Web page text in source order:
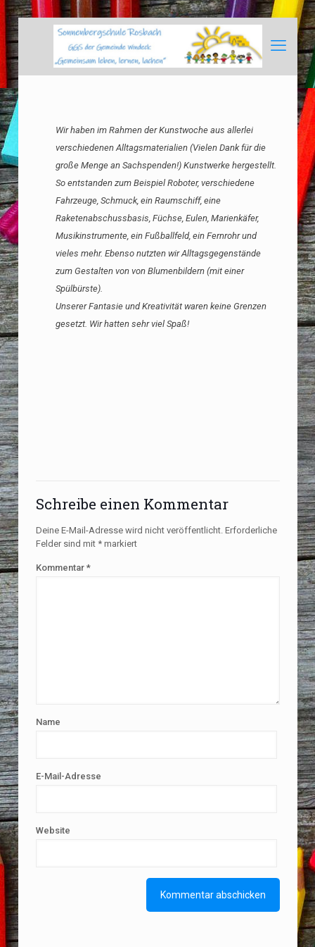
Wir haben im Rahmen der Kunstwoche aus allerlei
verschiedenen Alltagsmaterialien (Vielen Dank für die
große Menge an Sachspenden!) Kunstwerke hergestellt.
So entstanden zum Beispiel Roboter, verschiedene
Fahrzeuge, Schmuck, ein Raumschiff, eine
Raketenabschussbasis, Füchse, Eulen, Marienkäfer,
Musikinstrumente, ein Fußballfeld, ein Fernrohr und
vieles mehr. Ebenso nutzten wir Alltagsgegenstände
zum Gestalten von von Blumenbildern (mit einer
Spülbürste).
Unserer Fantasie und Kreativität waren keine Grenzen
gesetzt. Wir hatten sehr viel Spaß!
Schreibe einen Kommentar
Deine E-Mail-Adresse wird nicht veröffentlicht. Erforderliche
Felder sind mit *markiert
Kommentar *
Name
E-Mail-Adresse
Website